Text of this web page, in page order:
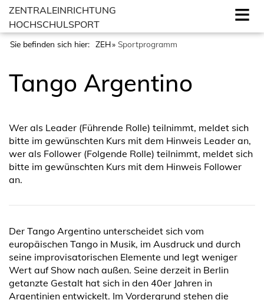
ZENTRALEINRICHTUNG
HOCHSCHULSPORT
Sie befinden sich hier: ZEH Sportprogramm
Tango Argentino
Wer als Leader (Führende Rolle) teilnimmt, meldet sich
bitte im gewünschten Kurs mit dem Hinweis Leader an,
wer als Follower (Folgende Rolle) teilnimmt, meldet sich
bitte im gewünschten Kurs mit dem Hinweis Follower
an.
Der Tango Argentino unterscheidet sich vom
europäischen Tango in Musik, im Ausdruck und durch
seine improvisatorischen Elemente und legt weniger
Wert auf Show nach außen. Seine derzeit in Berlin
getanzte Gestalt hat sich in den 40er Jahren in
Argentinien entwickelt. Im Vordergrund stehen die